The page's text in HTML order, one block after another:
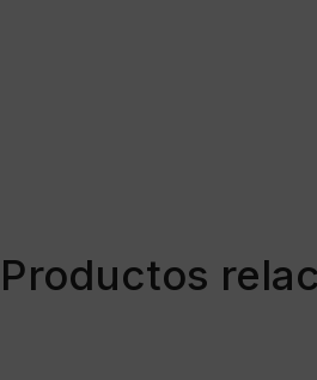
Productos